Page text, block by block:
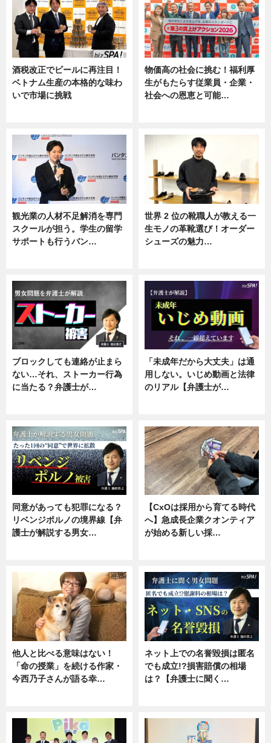
酒税改正でビールに再注目！
ベトナム生産の本格的な味わ
いで市場に挑戦
物価高の社会に挑む！福利厚
生がもたらす従業員・企業・
社会への恩恵と可能…
観光業の人材不足解消を専門
スクールが担う。学生の留学
サポートも行うバン…
世界 2 位の靴職人が教える一
生モノの革靴選び！オーダー
シューズの魅力…
ブロックしても連絡が止まら
ない…それ、ストーカー行為
に当たる？弁護士が…
「未成年だから大丈夫」は通
用しない。いじめ動画と法律
のリアル【弁護士が…
同意があっても犯罪になる？
リベンジポルノの境界線【弁
護士が解説する男女…
【CxOは採用から育てる時代
へ】急成長企業クオンティア
が始める新しい採…
他人と比べる意味はない！
「命の授業」を続ける作家・
今西乃子さんが語る幸…
ネット上での名誉毀損は匿名
でも成立!?損害賠償の相場
は？【弁護士に聞く…